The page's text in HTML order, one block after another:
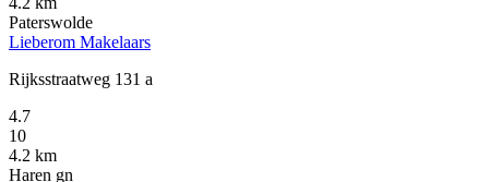
Paterswolde
Lieberom Makelaars
Rijksstraatweg 131 a
4.7
10
4.2 km
Haren gn